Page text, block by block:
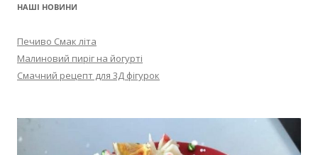
НАШІ НОВИНИ
Печиво Смак літа
Малиновий пиріг на йогурті
Смачний рецепт для 3Д фігурок